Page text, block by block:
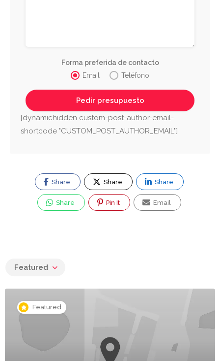
Forma preferida de contacto
Email
Teléfono
[dynamichidden custom-post-author-email-
shortcode "CUSTOM_POST_AUTHOR_EMAIL"]
Share Share Share
Share Pin It Email
Featured
Featured